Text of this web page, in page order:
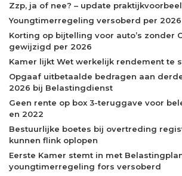
Zzp, ja of nee? – update
Youngtimerregeling versoberd per 2026
Korting op bijtelling voor auto’s zonder
gewijzigd per 2026
Kamer lijkt Wet werkelijk rendement te
Opgaaf uitbetaalde bedragen aan
2026 bij Belastingdienst
Geen rente op box 3-teruggave voor
en 2022
Bestuurlijke boetes bij overtreding
kunnen flink oplopen
Eerste Kamer stemt in met
youngtimerregeling fors versoberd